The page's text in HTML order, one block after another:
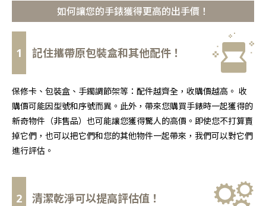
如何讓您的手錶獲得更高的出手價！
1 記住攜帶原包裝盒和其他配件！
保修卡、包裝盒、手鐲調節架等：配件越齊全，收購價越高。 收
購價可能因型號和序號而異。此外，帶來您購買手錶時一起獲得的
新奇物件（非售品）也可能讓您獲得驚人的高價。即使您不打算賣
掉它們，也可以把它們和您的其他物件一起帶來，我們可以對它們
進行評估。
2 清潔乾淨可以提高評估值！